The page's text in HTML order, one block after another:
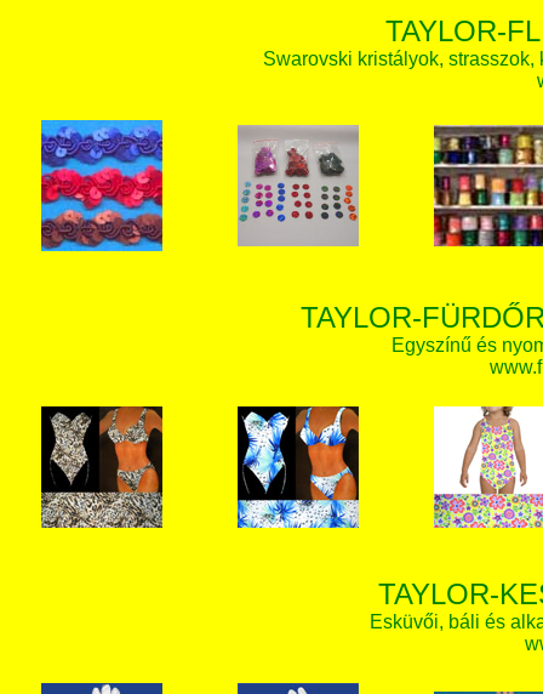
TAYLOR-
Swarovski kristályok,
TAYLOR-
Egyszínű és
TAYLOR-
Esküvői, báli és